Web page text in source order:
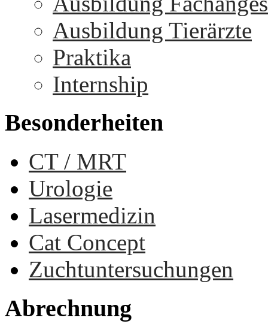
Ausbildung Tierärzte
Praktika
Internship
Besonderheiten
CT / MRT
Urologie
Lasermedizin
Cat Concept
Zuchtuntersuchungen
Abrechnung